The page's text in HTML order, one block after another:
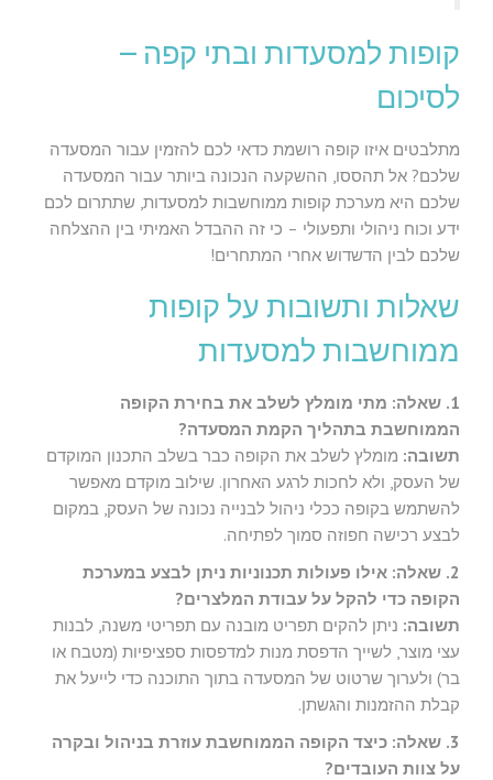
קופות למסעדות ובתי קפה –
לסיכום
מתלבטים איזו קופה רושמת כדאי לכם להזמין עבור המסעדה
שלכם? אל תהססו, ההשקעה הנכונה ביותר עבור המסעדה
שלכם היא מערכת קופות ממוחשבות למסעדות, שתתרום לכם
ידע וכוח ניהולי ותפעולי – כי זה ההבדל האמיתי בין ההצלחה
שלכם לבין הדשדוש אחרי המתחרים!
שאלות ותשובות על קופות
ממוחשבות למסעדות
1. שאלה: מתי מומלץ לשלב את בחירת הקופה
הממוחשבת בתהליך הקמת המסעדה?
תשובה: מומלץ לשלב את הקופה כבר בשלב התכנון המוקדם
של העסק, ולא לחכות לרגע האחרון. שילוב מוקדם מאפשר
להשתמש בקופה ככלי ניהול לבנייה נכונה של העסק, במקום
לבצע רכישה חפוזה סמוך לפתיחה.
2. שאלה: אילו פעולות תכנוניות ניתן לבצע במערכת
הקופה כדי להקל על עבודת המלצרים?
תשובה: ניתן להקים תפריט מובנה עם תפריטי משנה, לבנות
עצי מוצר, לשייך הדפסת מנות למדפסות ספציפיות (מטבח או
בר) ולערוך שרטוט של המסעדה בתוך התוכנה כדי לייעל את
קבלת ההזמנות והגשתן.
3. שאלה: כיצד הקופה הממוחשבת עוזרת בניהול ובקרה
על צוות העובדים?